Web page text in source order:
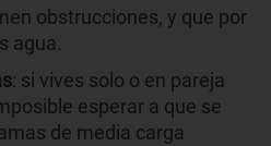
obstrucciones, y que por
agua.
: si vives solo o en pareja
esperar a que se
de media carga